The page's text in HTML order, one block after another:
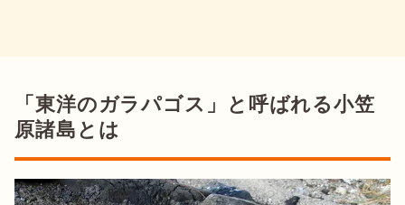
「東洋のガラパゴス」と呼ばれる小笠
原諸島とは